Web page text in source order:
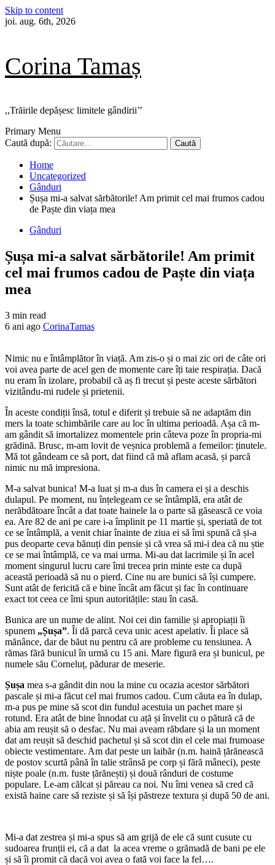
Skip to content
joi. aug. 6th, 2026
Corina Tamaș
,,Trăirile depășesc limitele gândirii’’
Primary Menu
Caută după:
Home
Uncategorized
Gânduri
Șușa mi-a salvat sărbătorile! Am primit cel mai frumos cadou
de Paște din viața mea
Gânduri
Șușa mi-a salvat sărbătorile! Am primit
cel mai frumos cadou de Paște din viața
mea
3 min read
6 ani ago CorinaTamas
Nimic nu e întâmplător în viață. Am zis-o și o mai zic ori de câte ori
voi avea parte de acel gen de momente care îți taie respirația. Dacă
nu eram în izolare, probabil că aș fi trecut și peste aceste sărbători
vizitându-mi rudele și prietenii.
În aceste condiții însă, totul e diferit și trebuie să ne adaptăm din
mers la toate schimbările care au loc în ultima perioadă. Așa că m-
am gândit să imortalizez momentele prin câteva poze în propria-mi
grădină. Brusc, m-am lovit de veșnica problemă a femeilor: ținutele.
Mă tot gândeam ce să port, dat fiind că mă aflam acasă, și parcă
nimic nu mă impresiona.
M-a salvat bunica! M-a luat și m-a dus în camera ei și a deschis
dulapul. Pe moment, nu înțelegeam ce se întâmplă, era atât de
nerăbdătoare încât a dat toate hainele la o parte să găsească ce voia
ea. Are 82 de ani pe care i-a împlinit pe 11 martie și, speriată de tot
ce se întâmplă, a venit chiar înainte de ziua ei să îmi spună că și-a
pus deoparte ceva bănuți din pensie și că vrea să mi-i dea că nu știe
ce se mai întâmplă, ce va mai urma. Mi-au dat lacrimile și în acel
moment singurul lucru care îmi trecea prin minte este ca după
această perioadă să nu o pierd. Cine nu are bunici să își cumpere.
Sunt atât de fericită că e bine încât am făcut și fac în continuare
exact tot ceea ce îmi spun autoritățile: stau în casă.
Bunica are un nume de alint. Noi cei din familie și apropiații îi
spunem „Șușa”. Îi dă parcă ceva unic acest apelativ. Îi place să
mănânce, dar de băut nu pentru că are probleme cu tensiunea. A
rămas fără bunicul în urmă cu 15 ani. Mare figură era și bunicul, pe
numele său Corneluț, pădurar de meserie.
Șușa mea s-a gândit din nou la mine cu ocazia acestor sărbători
pascale și mi-a făcut cel mai frumos cadou. Cum căuta ea în dulap,
m-a pus pe mine să scot din fundul acestuia un pachet mare și
rotund. Era atât de bine înnodat cu ață și învelit cu o pătură că de
abia am reușit să o desfac. Nu mai aveam răbdare și la un moment
dat am reușit să deschid pachetul și să scot din el cele mai frumoase
obiecte vestimentare. Am dat peste un laibăr (n.m. haină țărănească
de postov scurtă până în talie strânsă pe corp și fără mâneci), peste
niște poale (n.m. fuste țărănești) și două rânduri de costume
populare. Le-am călcat și păreau ca noi. Nu îmi venea să cred că
există haine care să reziste și să își păstreze textura și după 50 de ani.
Mi-a dat zestrea și mi-a spus să am grijă de ele că sunt cusute cu
sudoarea frunții ei, că a dat la acea vreme o grămadă de bani pe ele
și să îi promit că dacă voi avea o fată voi face la fel….